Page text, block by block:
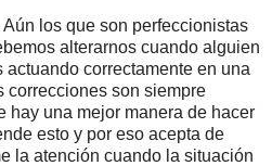
los que son perfeccionistas
alterarnos cuando alguien
correctamente en una
correcciones son siempre
hay una mejor manera de hacer
esto y por eso acepta de
la atención cuando la situación